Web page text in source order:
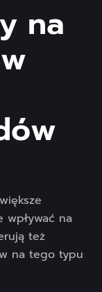
na
wpływać na
też
na tego typu